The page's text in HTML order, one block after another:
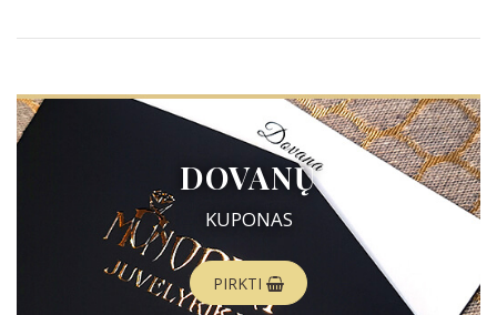
DOVANŲ
KUPONAS
PIRKTI